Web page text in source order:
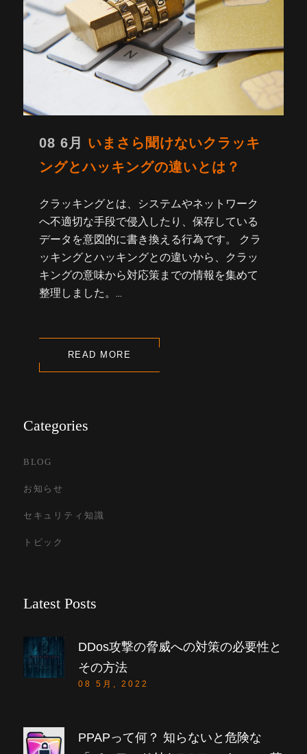
08 6月
いまさら聞けないクラッキ
ングとハッキングの違いとは？
クラッキングとは、システムやネットワーク
へ不適切な手段で侵入したり、保存している
データを意図的に書き換える行為です。 クラ
ッキングとハッキングとの違いから、クラッ
キングの意味から対応策までの情報を集めて
整理しました。...
READ MORE
Categories
BLOG
お知らせ
セキュリティ知識
トピック
Latest Posts
DDos攻撃の脅威への対策の必要性と
その方法
08 5月, 2022
PPAPって何？ 知らないと危険な